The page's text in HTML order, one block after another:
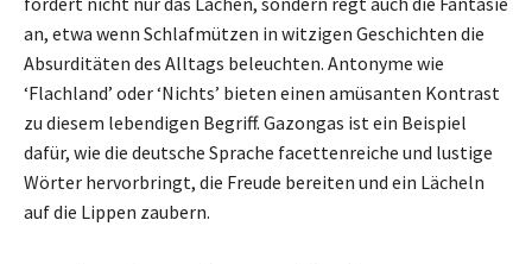
an, etwa wenn Schlafmützen in witzigen Geschichten die
Absurditäten des Alltags beleuchten. Antonyme wie
‘Flachland’ oder ‘Nichts’ bieten einen amüsanten Kontrast
zu diesem lebendigen Begriff. Gazongas ist ein Beispiel
dafür, wie die deutsche Sprache facettenreiche und lustige
Wörter hervorbringt, die Freude bereiten und ein Lächeln
auf die Lippen zaubern.